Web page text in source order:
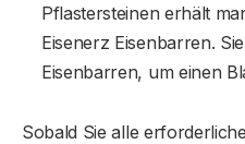
Pflastersteinen erhält
Eisenerz Eisenbarren.
Eisenbarren, um einen
Sobald Sie alle